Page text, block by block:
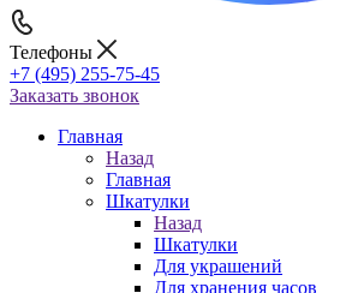
Телефоны
+7 (495) 255-75-45
Заказать звонок
Главная
Назад
Главная
Шкатулки
Назад
Шкатулки
Для украшений
Для хранения часов